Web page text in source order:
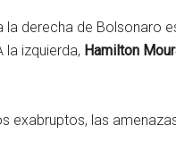
la derecha de Bolsonaro
la izquierda, Hamilton
exabruptos, las